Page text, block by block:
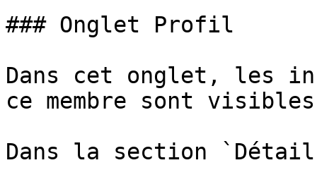
### Onglet Profil
Dans cet onglet, les
ce membre sont
Dans la section